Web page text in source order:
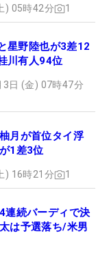
) 05時42分 1
星野陸也が3差12
川有人94位
日 (金) 07時47分
月が首位タイ浮
1差3位
) 16時21分 1
連続バーディで決
は予選落ち/米男